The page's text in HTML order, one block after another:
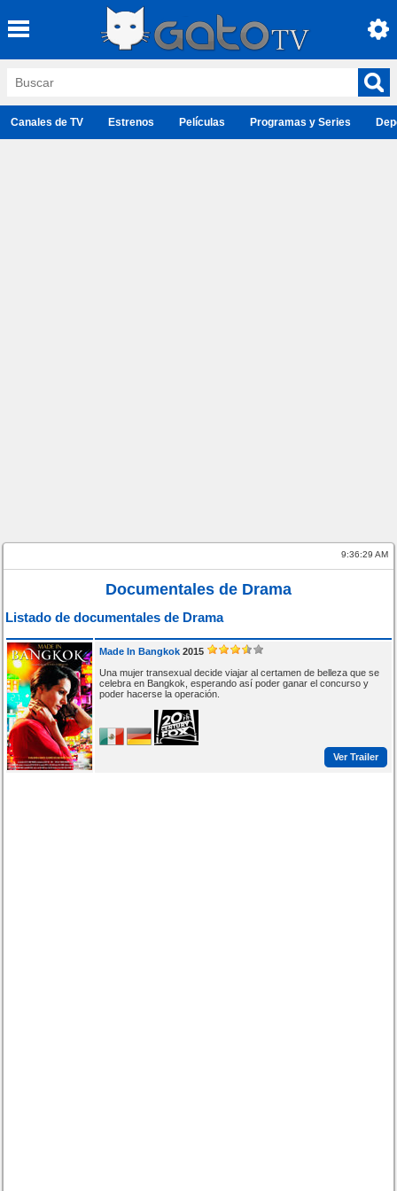
Canales de TV Estrenos Películas Programas y Series
9:36:29 AM
Documentales de Drama
Listado de documentales de Drama
Made In Bangkok 2015
Una mujer transexual decide viajar al certamen de belleza que se
celebra en Bangkok, esperando así poder ganar el concurso y
poder hacerse la operación.
Ver Trailer